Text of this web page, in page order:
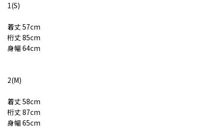
1(S)
着丈 57cm
桁丈 85cm
身幅 64cm
2(M)
着丈 58cm
桁丈 87cm
身幅 65cm